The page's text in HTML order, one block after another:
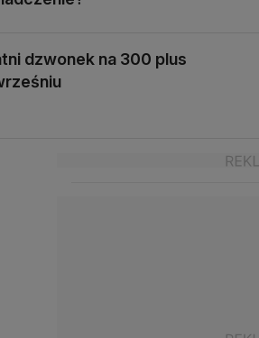
dzwonek na 300 plus